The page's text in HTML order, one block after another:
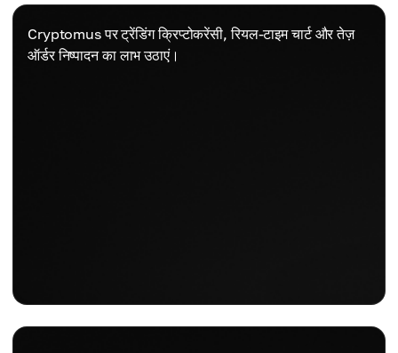
Cryptomus पर ट्रेंडिंग क्रिप्टोकरेंसी, रियल-टाइम चार्ट और तेज़
ऑर्डर निष्पादन का लाभ उठाएं।